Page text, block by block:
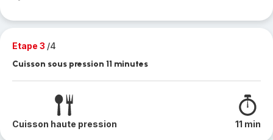
Etape 3 /4
Cuisson sous pression 11 minutes
Cuisson haute pression 11 min